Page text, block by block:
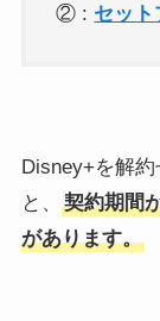
② : セット
Disney+を解
と、
契約期間
があります。